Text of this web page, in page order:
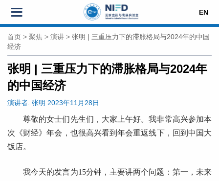
EN
首页 > 聚焦 > 演讲 > 张明 | 三重压力下的滞胀格局与2024年的中国
经济
张明 | 三重压力下的滞胀格局与2024年
的中国经济
演讲者: 张明 2023年11月28日
尊敬的女士们先生们，大家上午好。我非常高兴参加本
次《财经》年会，也很高兴看到年会重返线下，回到中国大
饭店。
我今天的发言为15分钟，主要讲两个问题：第一，未来